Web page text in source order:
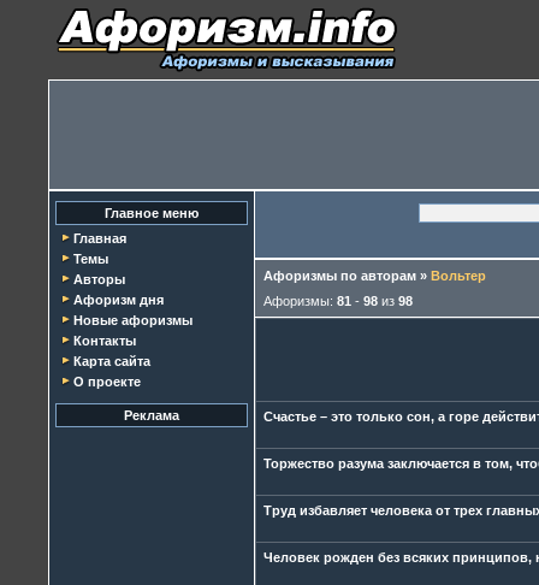
Главное меню
Главная
Темы
Авторы
Афоризм дня
Новые афоризмы
Контакты
Карта сайта
О проекте
Реклама
Афоризмы по авторам » Вольтер
Афоризмы: 81 - 98 из 98
Счастье – это только сон, а горе
Торжество разума заключается в том,
Труд избавляет человека от трех
Человек рожден без всяких